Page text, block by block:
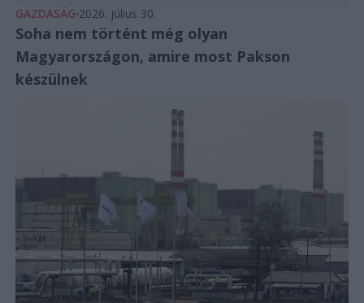
GAZDASÁG 2026. július 30.
Soha nem történt még olyan
Magyarországon, amire most Pakson
készülnek